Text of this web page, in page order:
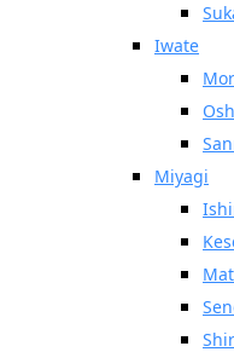
Iwate
Miyagi